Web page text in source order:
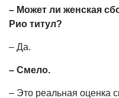
– Может ли женская
Рио титул?
– Да.
– Смело.
– Это реальная оценка